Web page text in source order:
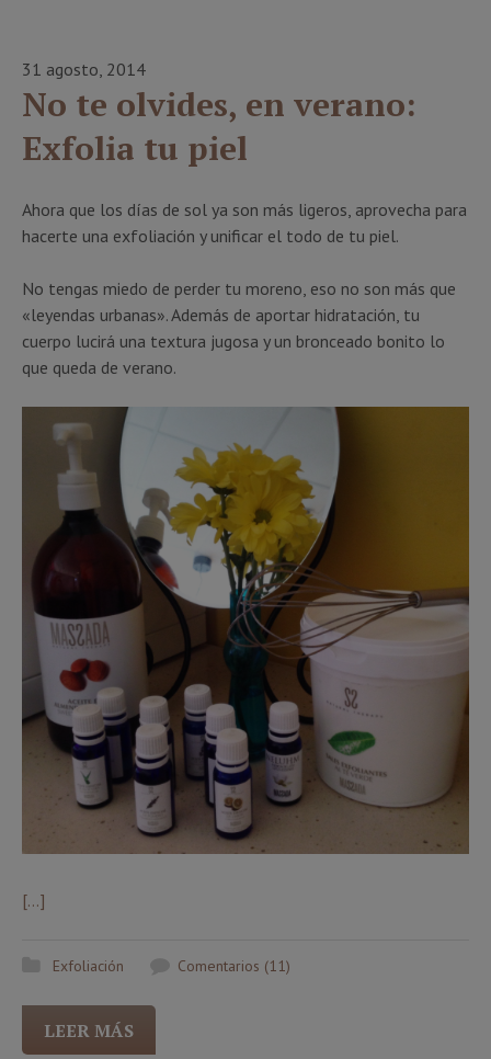
31 agosto, 2014
No te olvides, en verano:
Exfolia tu piel
Ahora que los días de sol ya son más ligeros, aprovecha para
hacerte una exfoliación y unificar el todo de tu piel.
No tengas miedo de perder tu moreno, eso no son más que
«leyendas urbanas». Además de aportar hidratación, tu
cuerpo lucirá una textura jugosa y un bronceado bonito lo
que queda de verano.
[…]
Exfoliación Comentarios (11)
LEER MÁS